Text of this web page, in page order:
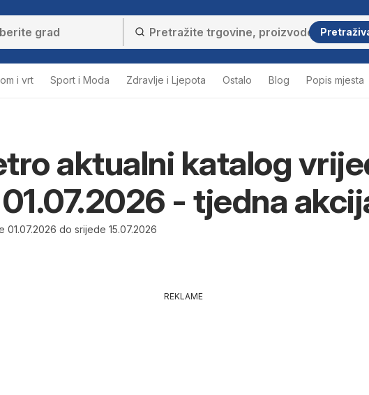
i vrt Sport i Moda Zdravlje i Ljepota Ostalo Blog Popis mjesta
aktualni katalog
- tjedna
01.07.2026 do srijede 15.07.2026
REKLAME